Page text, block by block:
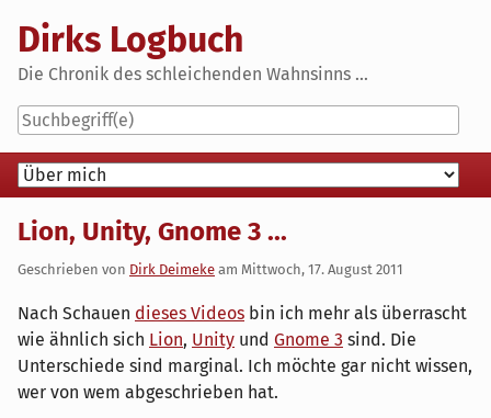
content
Dirks Logbuch
Die Chronik des schleichenden Wahnsinns ...
Navigation
Lion, Unity, Gnome 3 ...
Geschrieben von Dirk Deimeke am Mittwoch, 17. August 2011
Nach Schauen dieses Videos bin ich mehr als überrascht
wie ähnlich sich Lion, Unity und Gnome 3 sind. Die
Unterschiede sind marginal. Ich möchte gar nicht wissen,
wer von wem abgeschrieben hat.